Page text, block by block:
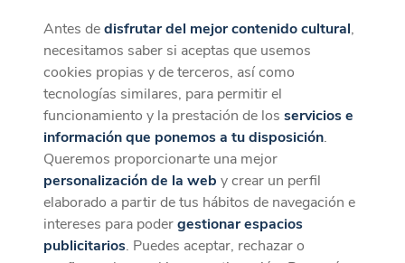
CaixaForum+
La mejor experiencia desde la App
Descargar
Antes dedisfrutar del mejor contenido cultural,
necesitamos saber si aceptas que usemos
cookies propias y de terceros, así como
tecnologías similares, para permitir el
funcionamiento y la prestación de losservicios e
información que ponemos a tu disposición.
Queremos proporcionarte una mejor
personalización de la web y crear un perfil
elaborado a partir de tus hábitos de navegación e
intereses para podergestionar espacios
publicitarios. Puedes aceptar, rechazar o